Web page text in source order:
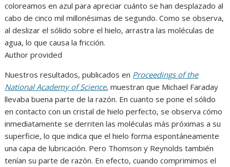
coloreamos en azul para apreciar cuánto se han desplazado al
cabo de cinco mil millonésimas de segundo. Como se observa,
al deslizar el sólido sobre el hielo, arrastra las moléculas de
agua, lo que causa la fricción.
Author provided
Nuestros resultados, publicados en Proceedings of the
National Academy of Science, muestran que Michael Faraday
llevaba buena parte de la razón. En cuanto se pone el sólido
en contacto con un cristal de hielo perfecto, se observa cómo
inmediatamente se derriten las moléculas más próximas a su
superficie, lo que indica que el hielo forma espontáneamente
una capa de lubricación. Pero Thomson y Reynolds también
tenían su parte de razón. En efecto, cuando comprimimos el